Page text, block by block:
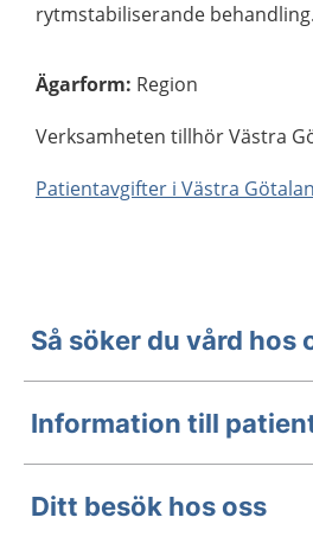
rytmstabiliserande behandling.
Ägarform: Region
Verksamheten tillhör Västra
Patientavgifter i Västra
Så söker du vård hos
Information till
Ditt besök hos oss